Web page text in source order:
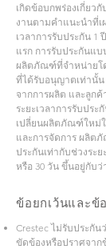
เกิดข้อบกพร่องเกี่ยว
งานตามคำแนะนำที่เ
เวลาการรับประกัน 1
แรก การรับประกันแ
ผลิตภัณฑ์ที่จำหน่ายโ
ที่ได้รับอนุญาตเท่านั้น
จากการผลิต และลูก
ระยะเวลาการรับประ
เปลี่ยนผลิตภัณฑ์ใหม่
และการจัดการ ผลิต
ประกันเท่ากับช่วงระย
หรือ 30 วัน ขึ้นอยู่กับว่
ข้อยกเว้นและข้
Crestec ไม่รับประกั
ขัดข้องหรือปราศจาก